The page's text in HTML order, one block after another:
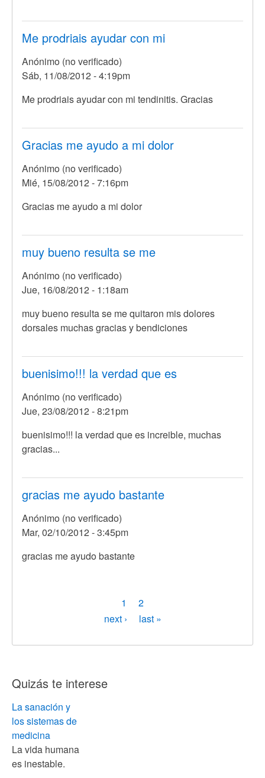
Me prodriais ayudar con mi
Anónimo (no verificado)
Sáb, 11/08/2012 - 4:19pm
Me prodriais ayudar con mi tendinitis. Gracias
Gracias me ayudo a mi dolor
Anónimo (no verificado)
Mié, 15/08/2012 - 7:16pm
Gracias me ayudo a mi dolor
muy bueno resulta se me
Anónimo (no verificado)
Jue, 16/08/2012 - 1:18am
muy bueno resulta se me quitaron mis dolores
dorsales muchas gracias y bendiciones
buenisimo!!! la verdad que es
Anónimo (no verificado)
Jue, 23/08/2012 - 8:21pm
buenisimo!!! la verdad que es increible, muchas
gracias...
gracias me ayudo bastante
Anónimo (no verificado)
Mar, 02/10/2012 - 3:45pm
gracias me ayudo bastante
Página
actual
1 Page
2
Siguiente
next ›
Última
last »
Quizás te interese
La sanación y
los sistemas de
medicina
La vida humana
es inestable.